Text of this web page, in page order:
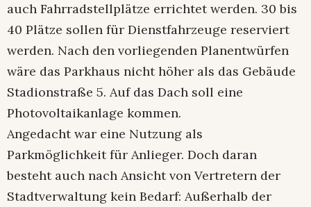
auch Fahrradstellplätze errichtet werden. 30 bis
40 Plätze sollen für Dienstfahrzeuge reserviert
werden. Nach den vorliegenden Planentwürfen
wäre das Parkhaus nicht höher als das Gebäude
Stadionstraße 5. Auf das Dach soll eine
Photovoltaikanlage kommen.
Angedacht war eine Nutzung als
Parkmöglichkeit für Anlieger. Doch daran
besteht auch nach Ansicht von Vertretern der
Stadtverwaltung kein Bedarf: Außerhalb der